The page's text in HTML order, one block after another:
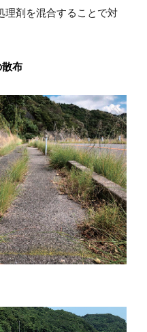
理剤を混合することで対
散布